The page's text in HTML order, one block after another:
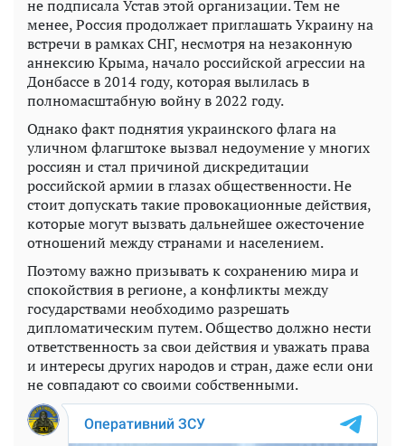
не подписала Устав этой организации. Тем не
менее, Россия продолжает приглашать Украину на
встречи в рамках СНГ, несмотря на незаконную
аннексию Крыма, начало российской агрессии на
Донбассе в 2014 году, которая вылилась в
полномасштабную войну в 2022 году.
Однако факт поднятия украинского флага на
уличном флагштоке вызвал недоумение у многих
россиян и стал причиной дискредитации
российской армии в глазах общественности. Не
стоит допускать такие провокационные действия,
которые могут вызвать дальнейшее ожесточение
отношений между странами и населением.
Поэтому важно призывать к сохранению мира и
спокойствия в регионе, а конфликты между
государствами необходимо разрешать
дипломатическим путем. Общество должно нести
ответственность за свои действия и уважать права
и интересы других народов и стран, даже если они
не совпадают со своими собственными.